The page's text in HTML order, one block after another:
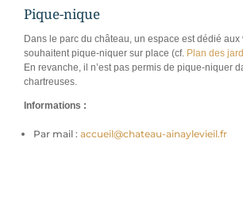
Pique-nique
Dans le parc du château, un espace est dédié aux
souhaitent pique-niquer sur place (cf. Plan des
En revanche, il n’est pas permis de pique-niquer
chartreuses.
Informations :
Par mail : accueil@chateau-ainaylevieil.fr